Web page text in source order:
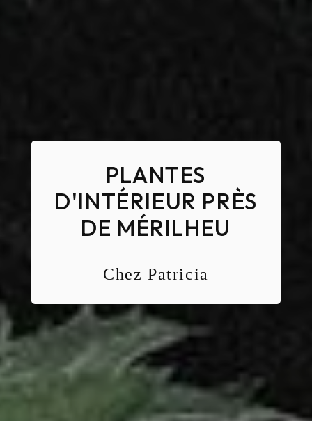
PLANTES
D'INTÉRIEUR PRÈS
DE MÉRILHEU
Chez Patricia